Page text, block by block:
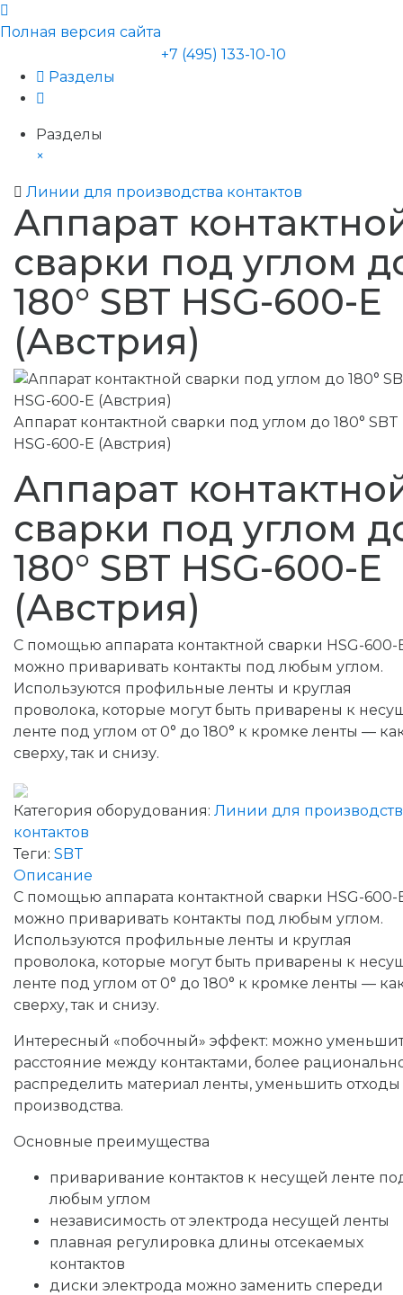
Полная версия сайта
+7 (495) 133-10-10
Разделы
Разделы
×
Линии для производства контактов
Аппарат
сварки под углом
180° SBT HSG-600-E
(Австрия)
Аппарат контактной сварки под углом до 180° SBT
HSG-600-E (Австрия)
Аппарат
сварки под углом
180° SBT HSG-600-E
(Австрия)
С помощью аппарата контактной сварки HSG-600-
можно приваривать контакты под любым углом.
Используются профильные ленты и круглая
проволока, которые могут быть приварены к
ленте под углом от 0° до 180° к кромке ленты —
сверху, так и снизу.
Категория оборудования: Линии для
контактов
Теги: SBT
Описание
С помощью аппарата контактной сварки HSG-600-
можно приваривать контакты под любым углом.
Используются профильные ленты и круглая
проволока, которые могут быть приварены к
ленте под углом от 0° до 180° к кромке ленты —
сверху, так и снизу.
Интересный «побочный» эффект: можно
расстояние между контактами, более
распределить материал ленты, уменьшить отходы
производства.
Основные преимущества
приваривание контактов к несущей ленте
любым углом
независимость от электрода несущей ленты
плавная регулировка длины отсекаемых
контактов
диски электрода можно заменить спереди